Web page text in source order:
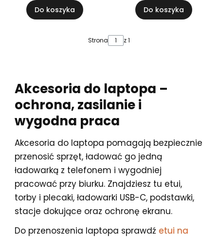
Do koszyka Do koszyka
Strona z 1
Akcesoria do laptopa –
ochrona, zasilanie i
wygodna praca
Akcesoria do laptopa pomagają bezpiecznie
przenosić sprzęt, ładować go jedną
ładowarką z telefonem i wygodniej
pracować przy biurku. Znajdziesz tu etui,
torby i plecaki, ładowarki USB-C, podstawki,
stacje dokujące oraz ochronę ekranu.
Do przenoszenia laptopa sprawdź etui na